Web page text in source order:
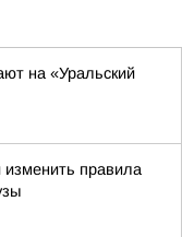
на «Уральский
правила